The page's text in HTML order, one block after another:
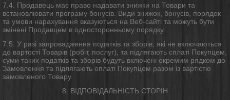
7.4. Продавець має право надавати знижки на Товари та
встановлювати програму бонусів. Види знижок, бонусів, порядок
та умови нарахування вказуються на Веб-сайті та можуть бути
змінені Продавцем в односторонньому порядку.
7.5. У разі запровадження податків та зборів, які не включаються
до вартості Товарів (робіт, послуг), та підлягають сплаті Покупцем,
суми таких податків та зборів будуть включені окремим рядком до
Замовлення та підлягають оплаті Покупцем разом із вартістю
замовленого Товару.
8. ВІДПОВІДАЛЬНІСТЬ СТОРІН